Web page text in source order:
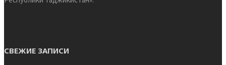
СВЕЖИЕ ЗАПИСИ